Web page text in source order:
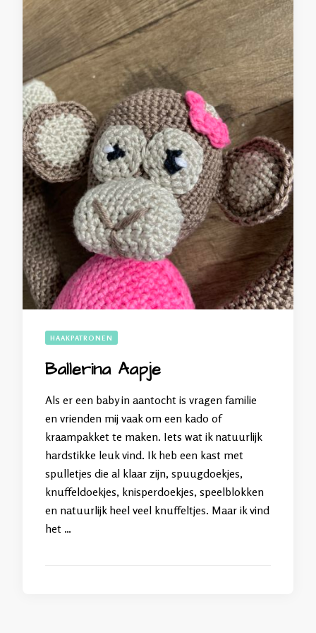
HAAKPATRONEN
Ballerina Aapje
Als er een baby in aantocht is vragen familie
en vrienden mij vaak om een kado of
kraampakket te maken. Iets wat ik natuurlijk
hardstikke leuk vind. Ik heb een kast met
spulletjes die al klaar zijn, spuugdoekjes,
knuffeldoekjes, knisperdoekjes, speelblokken
en natuurlijk heel veel knuffeltjes. Maar ik vind
het …